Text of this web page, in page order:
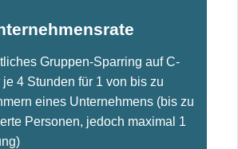
Gruppen-Sparring auf C-
je 4 Stunden für 1 von bis zu
eines Unternehmens (bis zu
Personen, jedoch maximal 1